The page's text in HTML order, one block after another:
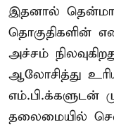
இதனால்
தொகுதிகளின்
அச்சம்
ஆலோசித்து
எம்.பி.க்களுடன்
தலைமையில்